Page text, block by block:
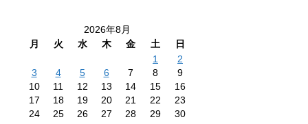
2026年8月
月
火 水 木 金 土
日
1
2
3
4 5 6 7 8
9
10
11 12 13 14 15
16
17
18 19 20 21 22
23
24
25 26 27 28 29
30